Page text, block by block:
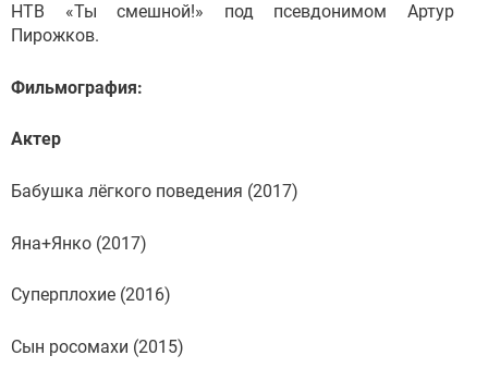
НТВ «Ты смешной!» под псевдонимом Артур
Пирожков.
Фильмография:
Актер
Бабушка лёгкого поведения (2017)
Яна+Янко (2017)
Суперплохие (2016)
Сын росомахи (2015)